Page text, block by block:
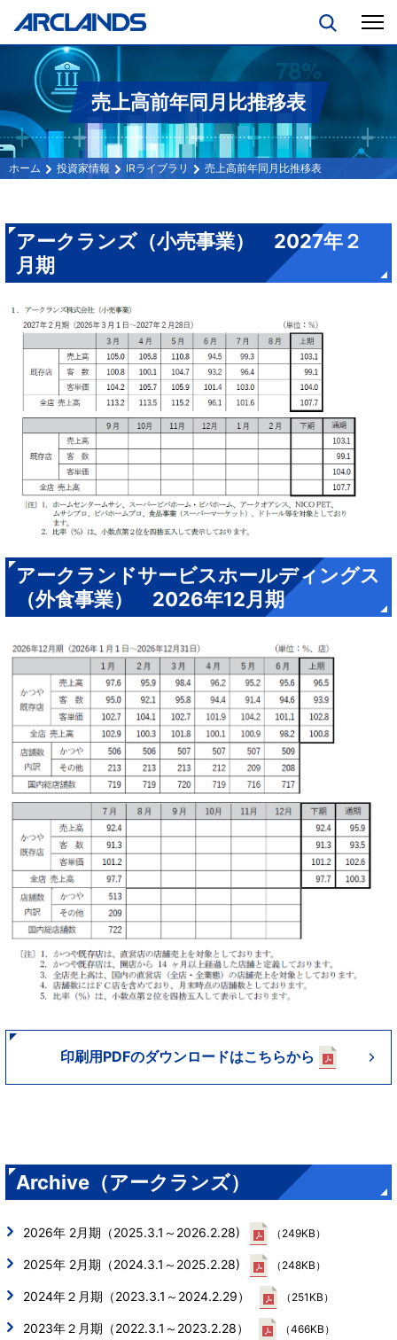
投資家情報 IRライブラリ 売上高前年同月比推移表
売上高前年同月比推移表
アークランズ（小売事業） 2027年２
月期
アークランドサービスホールディングス
（外食事業） 2026年12月期
印刷用PDFのダウンロードはこちらから
Archive（アークランズ）
2026年 2月期（2025.3.1～2026.2.28) （249KB）
2025年 2月期（2024.3.1～2025.2.28) （248KB）
2024年２月期（2023.3.1～2024.2.29） （251KB）
2023年２月期（2022.3.1～2023.2.28） （466KB）